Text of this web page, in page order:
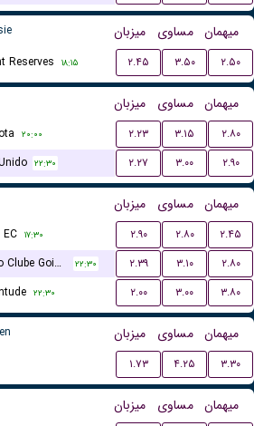
میزبان مساوی میهمان
Reserves ۱۸:۱۵ ۲.۴۵ ۳.۵۰ ۲.۵۰
میزبان مساوی میهمان
۲۰:۰۰ ۲.۲۳ ۳.۱۵
۲.۸۰
۲۲:۳۰ ۲.۲۷ ۳.۰۰ ۲.۹۰
میزبان مساوی میهمان
۱۷:۳۰ ۲.۹۰ ۲.۸۰
۲.۴۵
Atletico Clube Goianiense ۲۲:۳۰ ۲.۳۹ ۳.۱۰
۲.۸۰
۲۲:۳۰ ۲.۰۰ ۳.۰۰ ۳.۸۰
میزبان مساوی میهمان
۱.۷۳ ۴.۲۵ ۳.۳۰
میزبان مساوی میهمان